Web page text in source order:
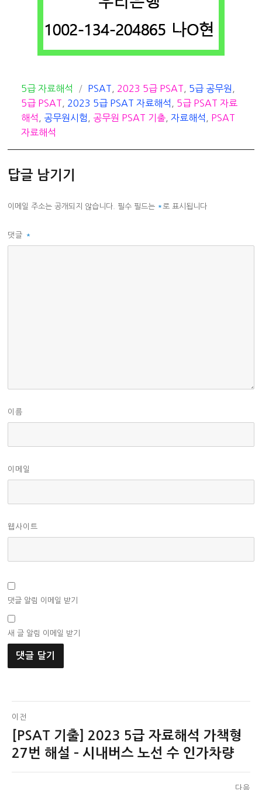
카
테
고
리
5급 자료해석
태
그
PSAT 2023 5급 PSAT 5급 공무원
5급 PSAT
2023 5급 PSAT 자료해석
5급 PSAT 자료
해석
공무원시험 공무원 PSAT 기출 ,자료해석
PSAT
자료해석
답글 남기기
이메일 주소는 공개되지 않습니다. 필수 필드는 * 로 표시됩니다
댓글 *
이름
이메일
웹사이트
댓글 알림 이메일 받기
새 글 알림 이메일 받기
글
탐
색
이전
이
전
[PSAT 기출] 2023 5급 자료해석 가책형
27번 해설 – 시내버스 노선 수 인가차량
다음